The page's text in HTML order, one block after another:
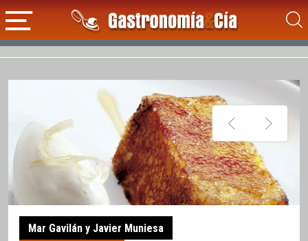
Mar Gavilán y Javier Muniesa